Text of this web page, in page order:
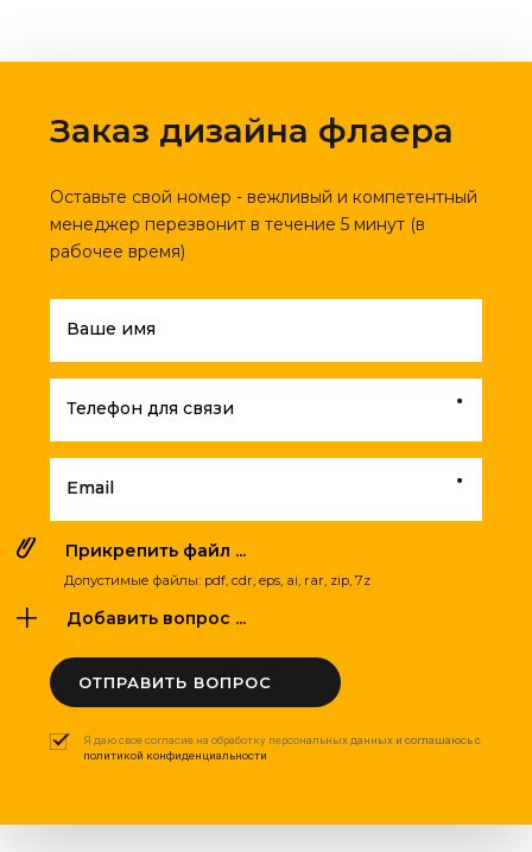
Заказ дизайна флаера
Оставьте свой номер - вежливый и компетентный
менеджер перезвонит в течение 5 минут (в
рабочее время)
Ваше имя
Телефон для связи
Email
Прикрепить файл ...
Допустимые файлы: pdf, cdr, eps, ai, rar, zip, 7z
Добавить вопрос ...
ОТПРАВИТЬ ВОПРОС
Я даю свое согласие на обработку персональных данных и соглашаюсь с
политикой конфиденциальности